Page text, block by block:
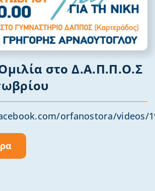
στο Δ.Α.Π.Π.Ο.Σ
orfanostora/videos/